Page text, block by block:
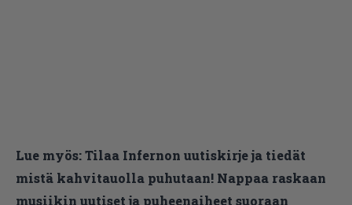
Lue myös:Tilaa Infernon uutiskirje ja tiedät
mistä kahvitauolla puhutaan! Nappaa raskaan
musiikin uutiset ja puheenaiheet suoraan